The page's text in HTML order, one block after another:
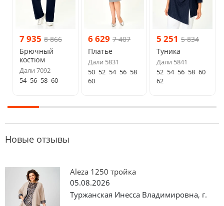
7 935 8 866
Брючный
костюм
Дали 7092
54 56 58 60
6 629 7 407
Платье
Дали 5831
50 52 54 56 58
60
5 251 5 834
Туника
Дали 5841
52 54 56 58 60
62
Новые отзывы
Aleza 1250 тройка
05.08.2026
Туржанская Инесса Владимировна, г.